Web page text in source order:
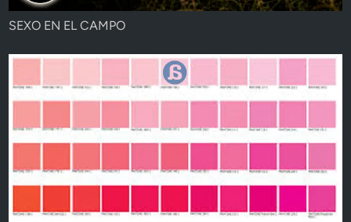
SEXO EN EL CAMPO